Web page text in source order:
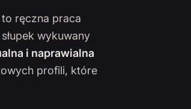
ręczna praca
wykuwany
i naprawialna
profili, które